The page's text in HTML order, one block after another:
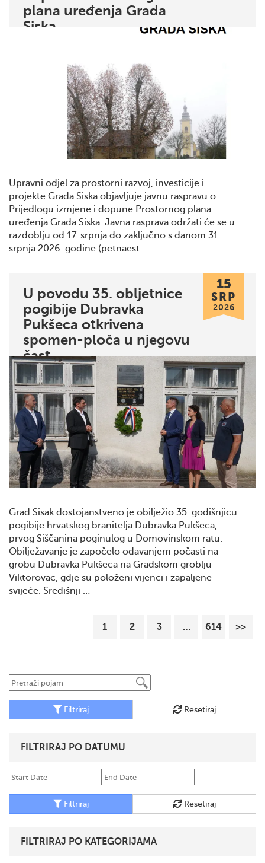
plana uređenja Grada
Siska
Upravni odjel za prostorni razvoj, investicije i
projekte Grada Siska objavljuje javnu raspravu o
Prijedlogu izmjene i dopune Prostornog plana
uređenja Grada Siska. Javna rasprava održati će se u
razdoblju od 17. srpnja do zaključno s danom 31.
srpnja 2026. godine (petnaest …
U povodu 35. obljetnice
pogibije Dubravka
Pukšeca otkrivena
spomen-ploča u njegovu
čast
15
SRP
2026
Grad Sisak dostojanstveno je obilježio 35. godišnjicu
pogibije hrvatskog branitelja Dubravka Pukšeca,
prvog Siščanina poginulog u Domovinskom ratu.
Obilježavanje je započelo odavanjem počasti na
grobu Dubravka Pukšeca na Gradskom groblju
Viktorovac, gdje su položeni vijenci i zapaljene
svijeće. Središnji …
1 2 3 … 614 >>
Filtriraj Resetiraj
FILTRIRAJ PO DATUMU
Filtriraj Resetiraj
FILTRIRAJ PO KATEGORIJAMA